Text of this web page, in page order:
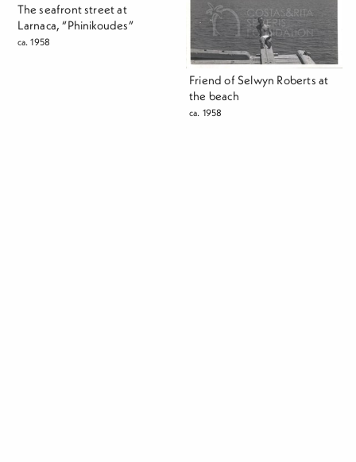
The seafront street at
Larnaca, “Phinikoudes”
ca. 1958
Friend of Selwyn Roberts at
the beach
ca. 1958